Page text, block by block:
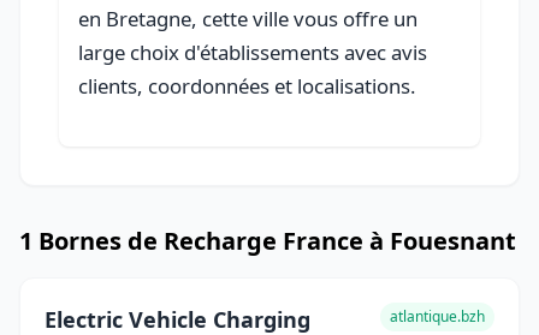
en Bretagne, cette ville vous offre un
large choix d'établissements avec avis
clients, coordonnées et localisations.
1 Bornes de Recharge France à Fouesnant
Electric Vehicle Charging
atlantique.bzh